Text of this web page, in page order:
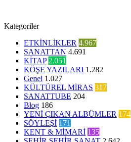
Kategoriler
ETKİNLİKLER 4.967
SANATTAN 4.691
KİTAP 2.051
KÖŞE YAZILARI 1.282
Genel 1.027
KÜLTÜREL MİRAS 317
SANATTUBE 204
Blog 186
YENİ ÇIKAN ALBÜMLER 174
SÖYLEŞİ 171
KENT & MİMARİ 135